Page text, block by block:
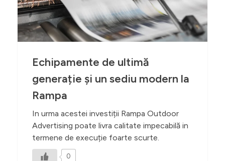
Echipamente de ultimă
generație și un sediu modern la
Rampa
In urma acestei investiții Rampa Outdoor
Advertising poate livra calitate impecabilă in
termene de execuție foarte scurte.
0